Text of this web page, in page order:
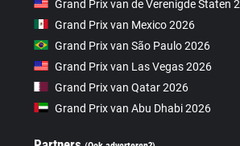
Grand Prix van de Verenigde Staten
Grand Prix van Mexico 2026
Grand Prix van São Paulo 2026
Grand Prix van Las Vegas 2026
Grand Prix van Qatar 2026
Grand Prix van Abu Dhabi 2026